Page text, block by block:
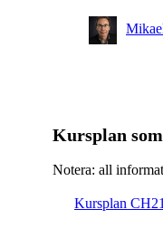
Kursplan
Notera: all
Kursplan